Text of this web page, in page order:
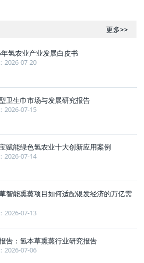
更多>>
氢农业产业发展白皮书
2026-07-20
卫生巾市场与发展研究报告
2026-07-15
赋能绿色氢农业十大创新应用案例
2026-07-14
智能熏蒸项目如何适配银发经济的万亿需
2026-07-13
告：氢本草熏蒸行业研究报告
2026-07-06